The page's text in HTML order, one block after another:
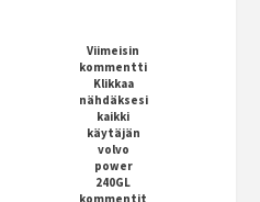
Viimeisin
kommentti
Klikkaa
nähdäksesi
kaikki
käytäjän
volvo
power
240GL
kommentit